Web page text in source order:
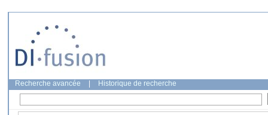
Recherche avancée Historique de recherche